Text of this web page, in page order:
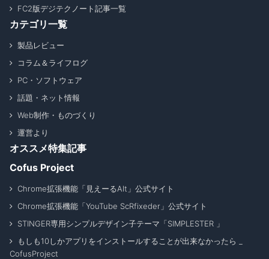
FC2版デジテクノート記事一覧
カテゴリ一覧
製品レビュー
コラム＆ライフログ
PC・ソフトウェア
話題・ネット情報
Web制作・ものづくり
運営より
オススメ特集記事
Cofus Project
Chrome拡張機能「見えーるAlt」公式サイト
Chrome拡張機能「YouTube ScRfixeder」公式サイト
STINGER専用シンプルデザイン子テーマ「SIMPLESTER 」
もしも10しかアプリをインストールすることが出来なかったら _
CofusProject